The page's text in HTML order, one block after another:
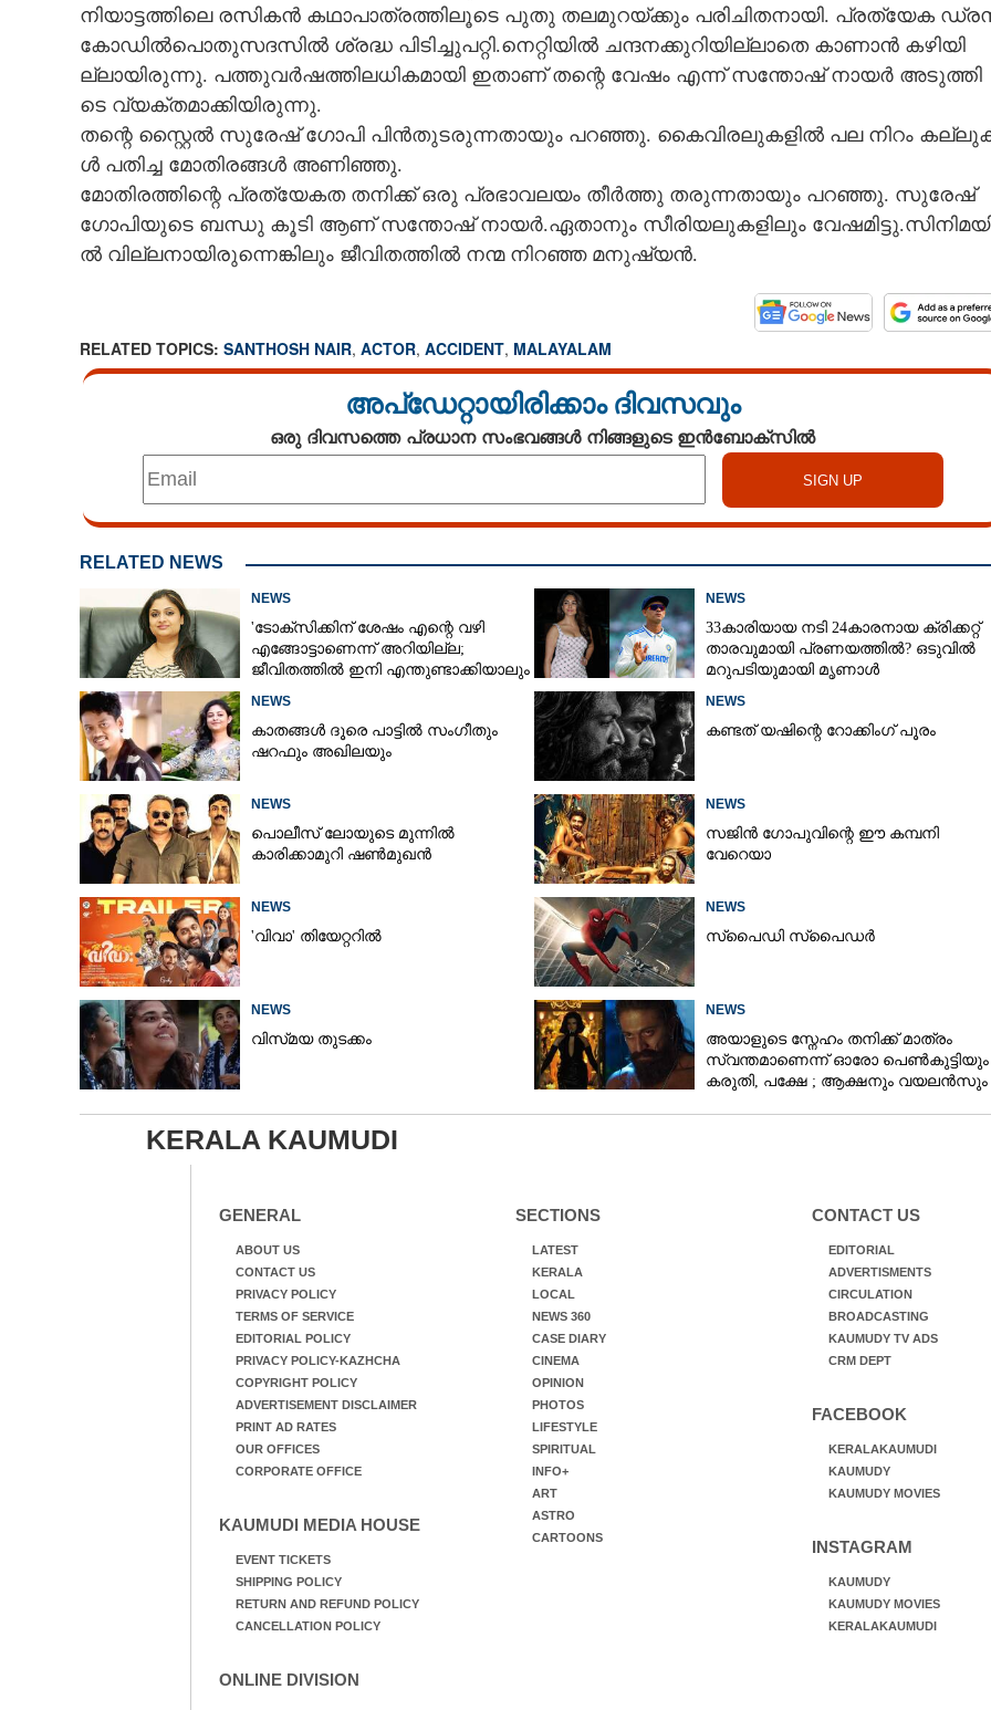
നി​യാ​ട്ട​ത്തി​ലെ​ ​ര​സി​ക​ൻ​ ​ക​ഥാ​പാ​ത്ര​ത്തി​ലൂ​ടെ​ ​പു​തു​ ​ത​ല​മു​റ​യ്ക്കും​ ​പ​രി​ചിതനാ​യി.​ ​പ്ര​ത്യേ​ക​
​കോ​ഡിൽപൊ​തു​സ​ദ​സിൽ ശ്ര​ദ്ധ​ ​പി​ടി​ച്ചു​പ​റ്റി.​നെ​റ്റി​യിൽ ​ച​ന്ദ​ന​ക്കു​റി​യി​ല്ലാ​തെ​ ​കാ​ണാ​ൻ​ ​ക​ഴി​യി​
ല്ലാ​യി​രു​ന്നു.​ ​പ​ത്തു​വ​ർ​ഷ​ത്തി​ല​ധി​ക​മാ​യി​ ​ഇ​താ​ണ് ​ത​ന്റെ​ ​വേ​ഷം​ ​എ​ന്ന് ​സ​ന്തോ​ഷ് ​നാ​യ​ർ​ ​അ​ടു​ത്തി​
ടെ​ ​വ്യ​ക്ത​മാ​ക്കി​യി​രു​ന്നു.​
​ത​ന്റെ​ ​സ്റ്റൈ​ൽ​ ​സു​രേ​ഷ് ​ഗോ​പി​ ​പി​ൻ​തു​ട​രു​ന്ന​താ​യും​ ​പ​റ​ഞ്ഞു.​ ​കൈ​വി​ര​ലു​ക​ളി​ൽ​ ​പ​ല​ ​നി​റം​
ൾ​ ​പ​തി​ച്ച​ ​മോ​തി​ര​ങ്ങ​ൾ​ ​അ​ണി​ഞ്ഞു.​ ​
​മോ​തി​ര​ത്തി​ന്റെ​ ​പ്ര​ത്യേ​ക​ത​ ​ത​നി​ക്ക് ​ഒ​രു​ ​പ്ര​ഭാ​വ​ല​യം​ ​തീ​ർ​ത്തു​ ​ത​രു​ന്ന​താ​യും​ ​പ​റ​ഞ്ഞു.​ ​സു​രേ​ഷ് ​
ഗോ​പി​യു​ടെ​ ​ബ​ന്ധു​ ​കൂ​ടി​ ​ആ​ണ് ​സ​ന്തോ​ഷ് ​നാ​യ​ർ.​ഏ​താ​നും​ ​സീ​രി​യ​ലു​ക​ളി​ലും​
ൽ​ ​വി​ല്ല​നാ​യി​രു​ന്നെ​ങ്കി​ലും​ ​ജീ​വി​ത​ത്തി​ൽ​ ​ന​ന്മ​ ​നി​റ​ഞ്ഞ​ ​മ​നു​ഷ്യ​ൻ.
RELATED TOPICS: SANTHOSH NAIR, ACTOR, ACCIDENT, MALAYALAM
അപ്ഡേറ്റായിരിക്കാം ദിവസവും
ഒരു ദിവസത്തെ പ്രധാന സംഭവങ്ങൾ നിങ്ങളുടെ ഇൻബോക്സിൽ
RELATED NEWS
NEWS
'ടോക്സിക്കിന് ശേഷം എന്റെ വഴി
എങ്ങോട്ടാണെന്ന് അറിയില്ല;
ജീവിതത്തിൽ ഇനി എന്തുണ്ടാക്കിയാലും
NEWS
33കാരിയായ നടി 24കാരനായ ക്രിക്കറ്റ്
താരവുമായി പ്രണയത്തിൽ? ഒടുവിൽ
മറുപടിയുമായി മൃണാൾ
NEWS
കാതങ്ങൾ ദൂരെ പാട്ടിൽ സംഗീതും
ഷറഫും അഖിലയും
NEWS
കണ്ടത് യഷിന്റെ റോക്കിംഗ് പൂരം
NEWS
പൊലീസ് ലോയുടെ മുന്നിൽ
കാരിക്കാമുറി ഷൺമുഖൻ
NEWS
സജിൻ ഗോപുവിന്റെ ഈ കമ്പനി
വേറെയാ
NEWS
'വിവാ' തിയേറ്ററിൽ
NEWS
സ്‌പൈ‌ഡി സ്‌പൈ‌ഡർ
NEWS
വിസ്‌മയ തുടക്കം
NEWS
അയാളുടെ സ്നേഹം തനിക്ക് മാത്രം
സ്വന്തമാണെന്ന് ഓരോ പെൺകുട്ടിയും
കരുതി,​ പക്ഷേ ; ആക്ഷനും വയലൻസും
KERALA KAUMUDI
GENERAL
ABOUT US
CONTACT US
PRIVACY POLICY
TERMS OF SERVICE
EDITORIAL POLICY
PRIVACY POLICY-KAZHCHA
COPYRIGHT POLICY
ADVERTISEMENT DISCLAIMER
PRINT AD RATES
OUR OFFICES
CORPORATE OFFICE
KAUMUDI MEDIA HOUSE
EVENT TICKETS
SHIPPING POLICY
RETURN AND REFUND POLICY
CANCELLATION POLICY
ONLINE DIVISION
SECTIONS
LATEST
KERALA
LOCAL
NEWS 360
CASE DIARY
CINEMA
OPINION
PHOTOS
LIFESTYLE
SPIRITUAL
INFO+
ART
ASTRO
CARTOONS
CONTACT US
EDITORIAL
ADVERTISMENTS
CIRCULATION
BROADCASTING
KAUMUDY TV ADS
CRM DEPT
FACEBOOK
KERALAKAUMUDI
KAUMUDY
KAUMUDY MOVIES
INSTAGRAM
KAUMUDY
KAUMUDY MOVIES
KERALAKAUMUDI
ജാക്കിയുടെ വലംകൈ,
മോഹിനിയാട്ടത്തിൽ ക്ഷേത്ര കമ്മിറ്റി
അംഗം, അഭിനയിച്ചു കൊതി തീരാതെ
മടക്കം
Share this link